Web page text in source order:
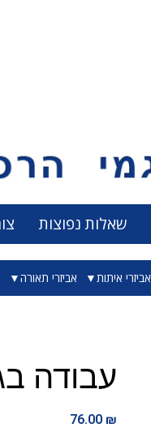
שאלות נפוצות
אביזרי איתות אביזרי תאורה
עבודה
76.00 ₪